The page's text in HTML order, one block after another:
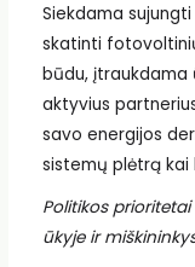
Siekdama
skatinti
būdu, įtraukdama
aktyvius
savo energijos
sistemų plėtrą kai
Politikos
ūkyje ir